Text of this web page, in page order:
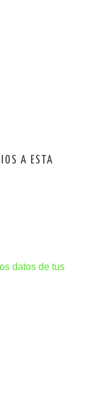
A ESTA
datos de tus